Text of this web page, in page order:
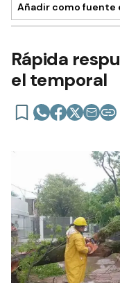
Añadir como fuente
Rápida
el temporal